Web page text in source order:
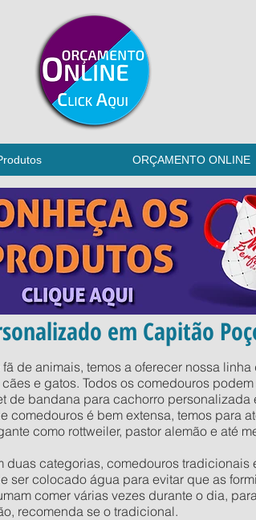
ORÇAMENTO ONLINE
em Capitão
de animais, temos a oferecer nossa
e gatos. Todos os comedouros
de bandana para cachorro
comedouros é bem extensa, temos para
como rottweiler, pastor alemão e até
categorias, comedouros tradicionais
ser colocado água para evitar que as
comer várias vezes durante o dia,
recomenda se o tradicional.